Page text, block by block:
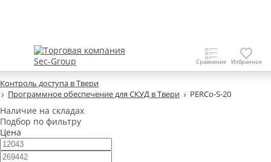
Контроль доступа в Твери
Программное обеспечение для СКУД в Твери
PERCo-S-20
Наличие на складах
Подбор по фильтру
Цена